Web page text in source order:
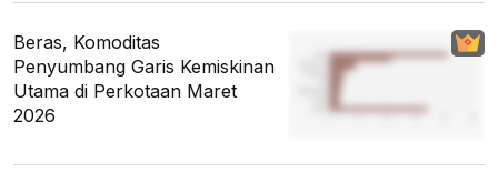
Beras, Komoditas
Penyumbang Garis Kemiskinan
Utama di Perkotaan Maret
2026